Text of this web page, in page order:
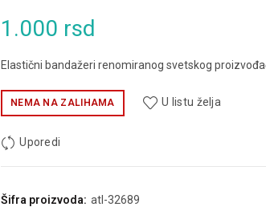
1.000 rsd
Elastični bandažeri renomiranog svetskog
NEMA NA ZALIHAMA U listu želja
Uporedi
Šifra proizvoda: atl-32689